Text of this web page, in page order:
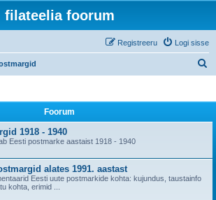
filateelia foorum
Logi sisse
Registreeru
Foorum
1918 - 1940
Eesti postmarke aastaist 1918 - 1940
alates 1991. aastast
Eesti uute postmarkide kohta: kujundus, taustainfo
kohta, erimid ...